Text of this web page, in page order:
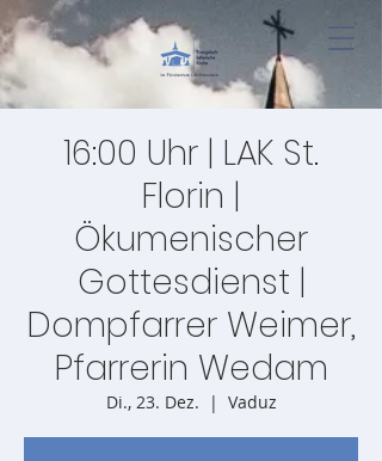
16:00 Uhr | LAK St.
Florin |
Ökumenischer
Gottesdienst |
Dompfarrer Weimer,
Pfarrerin Wedam
Di., 23. Dez.
  |
Vaduz